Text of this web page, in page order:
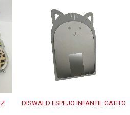
DISWALD ESPEJO INFANTIL GATITO